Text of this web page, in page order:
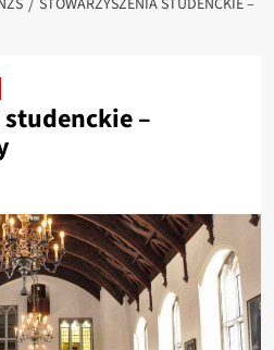
STOWARZYSZENIA STUDENCKIE –
–